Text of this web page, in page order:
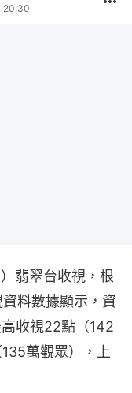
20:30
翡翠台收視，根
料數據顯示，資
收視22點（142
萬觀眾），上